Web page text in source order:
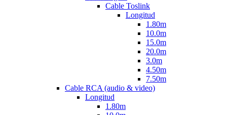
Cable Toslink
Longitud
1.80m
10.0m
15.0m
20.0m
3.0m
4.50m
7.50m
Cable RCA (audio & video)
Longitud
1.80m